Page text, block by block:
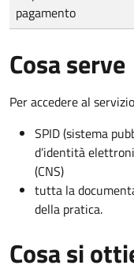
pagamento
Cosa serve
Per accedere al
SPID (sistema
d’identità
(CNS)
tutta la
della pratica.
Cosa si